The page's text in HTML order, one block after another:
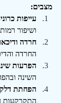
מצבים:
עייפות
ושיפור
חרדה
החרדה
הפרעות
השינה
הפחתת
התקרקעות